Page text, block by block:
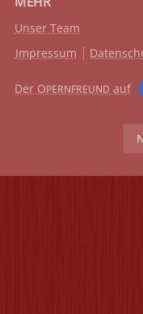
Unser Team
Impressum
Der OPERNFREUND auf